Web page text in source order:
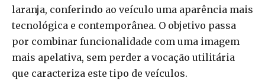
laranja, conferindo ao veículo uma aparência mais
tecnológica e contemporânea. O objetivo passa
por combinar funcionalidade com uma imagem
mais apelativa, sem perder a vocação utilitária
que caracteriza este tipo de veículos.